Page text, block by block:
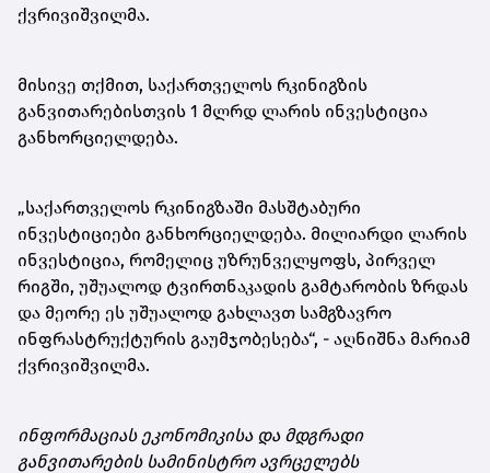
ქვრივიშვილმა.
მისივე თქმით, საქართველოს რკინიგზის
განვითარებისთვის 1 მლრდ ლარის ინვესტიცია
განხორციელდება.
„საქართველოს რკინიგზაში მასშტაბური
ინვესტიციები განხორციელდება. მილიარდი ლარის
ინვესტიცია, რომელიც უზრუნველყოფს, პირველ
რიგში, უშუალოდ ტვირთნაკადის გამტარობის ზრდას
და მეორე ეს უშუალოდ გახლავთ სამგზავრო
ინფრასტრუქტურის გაუმჯობესება“, - აღნიშნა მარიამ
ქვრივიშვილმა.
ინფორმაციას ეკონომიკისა და მდგრადი
განვითარების სამინისტრო ავრცელებს